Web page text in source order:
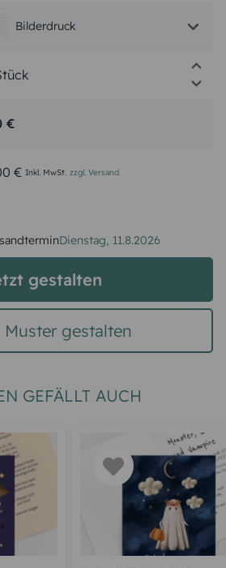
Bilderdruck
€
€ Inkl. MwSt. zzgl. Versand
Dienstag, 11.8.2026
gestalten
gestalten
GEFÄLLT AUCH